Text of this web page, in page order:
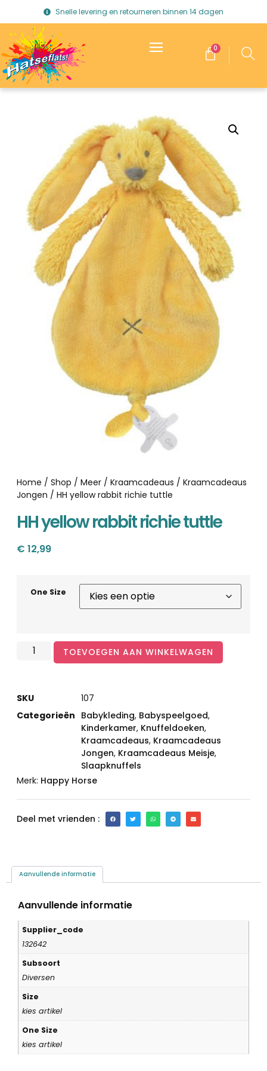
Snelle levering en retourneren binnen 14 dagen
0
Home / Shop / Meer / Kraamcadeaus / Kraamcadeaus
Jongen / HH yellow rabbit richie tuttle
HH yellow rabbit richie tuttle
€ 12,99
One Size
TOEVOEGEN AAN WINKELWAGEN
SKU
107
Categorieën Babykleding, Babyspeelgoed,
Kinderkamer, Knuffeldoeken,
Kraamcadeaus, Kraamcadeaus
Jongen, Kraamcadeaus Meisje,
Slaapknuffels
Merk: Happy Horse
Deel met vrienden :
Aanvullende informatie
Aanvullende informatie
Supplier_code
132642
Subsoort
Diversen
Size
kies artikel
One Size
kies artikel